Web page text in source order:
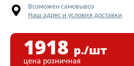
Возможен самовывоз
Наш адрес и условия доставки
1918 р./шт
цена розничная